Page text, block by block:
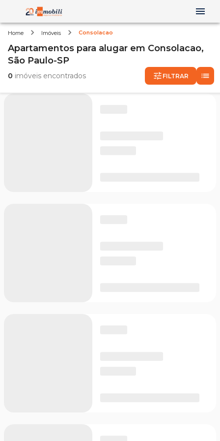
Home Imóveis Consolacao
Apartamentos para alugar em Consolacao,
São Paulo-SP
0 imóveis encontrados FILTRAR